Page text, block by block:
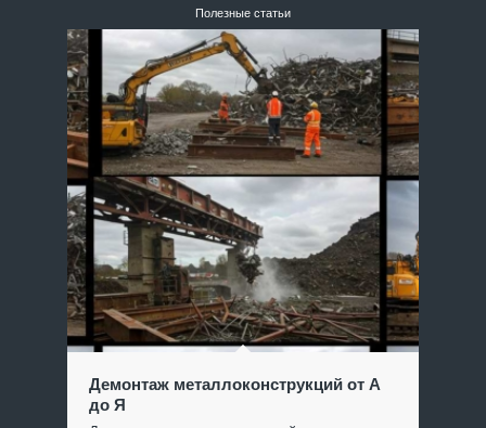
Полезные статьи
Демонтаж металлоконструкций от А
до Я